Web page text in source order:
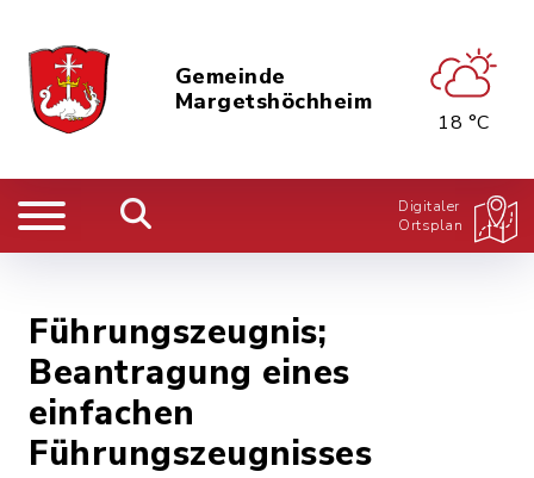
Gemeinde
Margetshöchheim
18 °C
Digitaler
Ortsplan
Führungszeugnis;
Beantragung eines
einfachen
Führungszeugnisses